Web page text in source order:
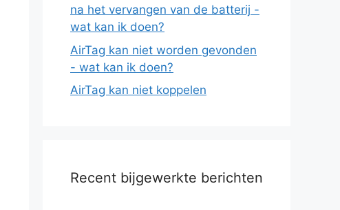
na het vervangen van de batterij -
wat kan ik doen?
AirTag kan niet worden gevonden
- wat kan ik doen?
AirTag kan niet koppelen
Recent bijgewerkte berichten